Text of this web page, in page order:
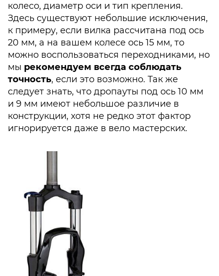
колесо, диаметр оси и тип крепления.
Здесь существуют небольшие исключения,
к примеру, если вилка рассчитана под ось
20 мм, а на вашем колесе ось 15 мм, то
можно воспользоваться переходниками, но
мы рекомендуем всегда соблюдать
точность, если это возможно. Так же
следует знать, что дропауты под ось 10 мм
и 9 мм имеют небольшое различие в
конструкции, хотя не редко этот фактор
игнорируется даже в вело мастерских.